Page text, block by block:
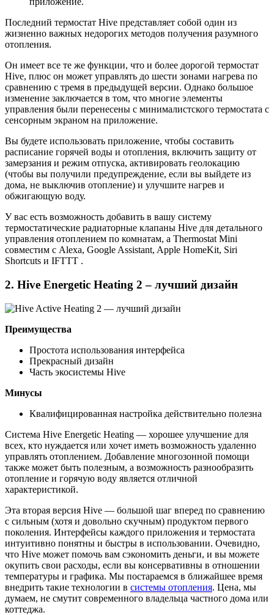
Последний термостат Hive представляет собой один из
жизненно важных недорогих методов получения разумного
отопления.
Он имеет все те же функции, что и более дорогой термостат
Hive, плюс он может управлять до шести зонами нагрева по
сравнению с тремя в предыдущей версии. Однако большое
изменение заключается в том, что многие элементы
управления были перенесены с минималистского термостата с
сенсорным экраном на приложение.
Вы будете использовать приложение, чтобы составить
расписание горячей воды и отопления, включить защиту от
замерзания и режим отпуска, активировать геолокацию
(чтобы вы получили предупреждение, если вы выйдете из
дома, не выключив отопление) и улучшите нагрев и
обжигающую воду.
У вас есть возможность добавить в вашу систему
термостатические радиаторные клапаны Hive для детального
управления отоплением по комнатам, а Thermostat Mini
совместим с Alexa, Google Assistant, Apple HomeKit, Siri
Shortcuts и IFTTT .
2. Hive Energetic Heating 2 – лучший дизайн
Преимущества
Простота использования интерфейса
Прекрасный дизайн
Часть экосистемы Hive
Минусы
Квалифицированная настройка действительно полезна
Система Hive Energetic Heating — хорошее улучшение для
всех, кто нуждается или хочет иметь возможность удаленно
управлять отоплением. Добавление многозонной помощи
также может быть полезным, а возможность разнообразить
отопление и горячую воду является отличной
характеристикой.
Эта вторая версия Hive — большой шаг вперед по сравнению
с сильным (хотя и довольно скучным) продуктом первого
поколения. Интерфейсы каждого приложения и термостата
интуитивно понятны и быстры в использовании. Очевидно,
что Hive может помочь вам сэкономить деньги, и вы можете
окупить свои расходы, если вы консервативны в отношении
температуры и графика. Мы постараемся в ближайшее время
внедрить такие технологии в системы отопления. Цена, мы
думаем, не смутит современного владельца частного дома или
коттеджа.